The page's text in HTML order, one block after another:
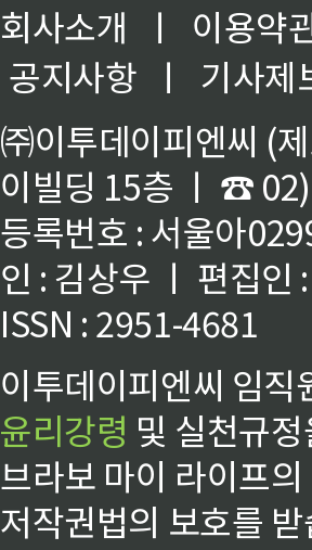
회사소개 ㅣ
이용약
공지사항
ㅣ
기사제
㈜이투데이피엔씨 (
이빌딩 15층 ㅣ ☎
등록번호 : 서울아
인 : 김상우 ㅣ 편집인
ISSN : 2951-4681
이투데이피엔씨 임
윤리강령 및 실천규
브라보 마이 라이프
저작권법의 보호를